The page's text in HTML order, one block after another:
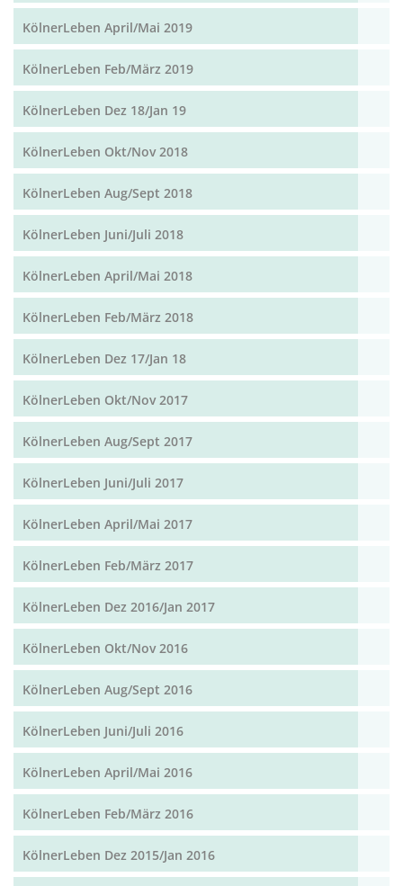
KölnerLeben April/Mai 2019
KölnerLeben Feb/März 2019
KölnerLeben Dez 18/Jan 19
KölnerLeben Okt/Nov 2018
KölnerLeben Aug/Sept 2018
KölnerLeben Juni/Juli 2018
KölnerLeben April/Mai 2018
KölnerLeben Feb/März 2018
KölnerLeben Dez 17/Jan 18
KölnerLeben Okt/Nov 2017
KölnerLeben Aug/Sept 2017
KölnerLeben Juni/Juli 2017
KölnerLeben April/Mai 2017
KölnerLeben Feb/März 2017
KölnerLeben Dez 2016/Jan 2017
KölnerLeben Okt/Nov 2016
KölnerLeben Aug/Sept 2016
KölnerLeben Juni/Juli 2016
KölnerLeben April/Mai 2016
KölnerLeben Feb/März 2016
KölnerLeben Dez 2015/Jan 2016